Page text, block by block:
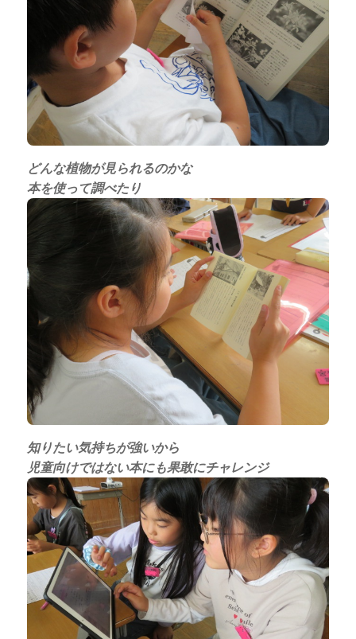
どんな植物が見られるのかな
本を使って調べたり
知りたい気持ちが強いから
児童向けではない本にも果敢にチャレンジ